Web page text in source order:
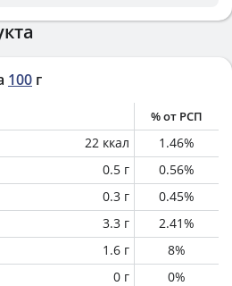
100 г
% от РСП
22 ккал 1.46%
0.5 г 0.56%
0.3 г 0.45%
3.3 г 2.41%
1.6 г 8%
0 г 0%